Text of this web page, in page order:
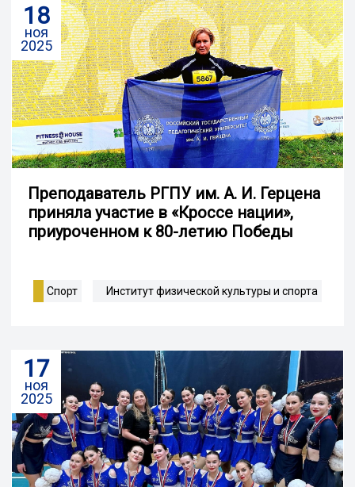
18
ноя
2025
Преподаватель РГПУ им. А. И. Герцена
приняла участие в «Кроссе нации»,
приуроченном к 80-летию Победы
Спорт Институт физической культуры и спорта
17
ноя
2025